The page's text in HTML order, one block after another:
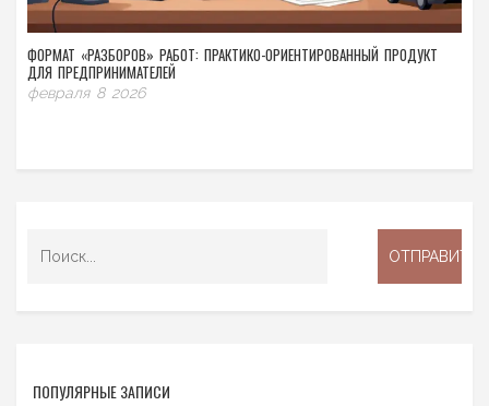
ФОРМАТ «РАЗБОРОВ» РАБОТ: ПРАКТИКО-ОРИЕНТИРОВАННЫЙ ПРОДУКТ
ДЛЯ ПРЕДПРИНИМАТЕЛЕЙ
февраля 8 2026
ПОПУЛЯРНЫЕ ЗАПИСИ